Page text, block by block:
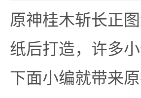
原神桂木斩长正
纸后打造，许多
下面小编就带来